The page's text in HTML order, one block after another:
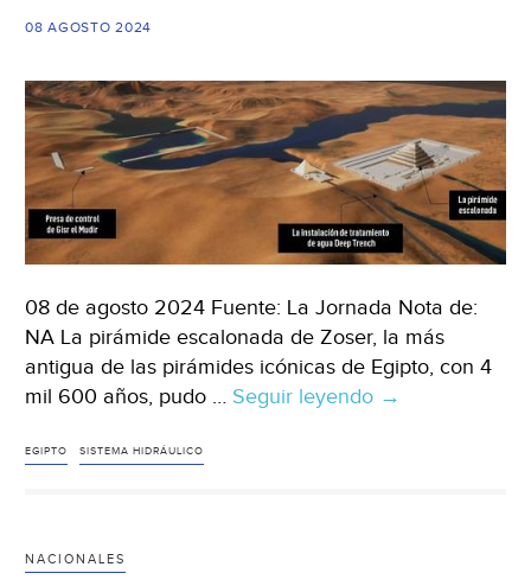
08 AGOSTO 2024
08 de agosto 2024 Fuente: La Jornada Nota de:
NA La pirámide escalonada de Zoser, la más
antigua de las pirámides icónicas de Egipto, con 4
mil 600 años, pudo … Seguir leyendo Internacional
→
EGIPTO SISTEMA HIDRÁULICO
NACIONALES